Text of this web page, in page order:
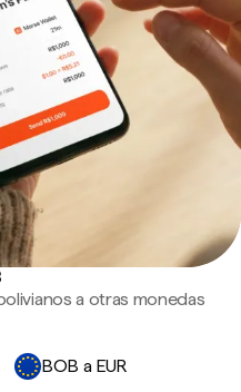
a otras monedas
BOB a EUR